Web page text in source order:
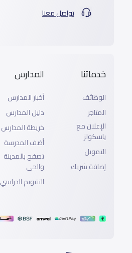
تواصل معنا
خدماتنا
الوظائف
المتاجر
الإعلان مع
ياسكولز
التمويل
إضافة شريك
المدارس
أخبار المدارس
دليل المدارس
خريطة المدارس
أضف المدرسة
تصفح بالمدينة
والحى
التقويم الدراسي